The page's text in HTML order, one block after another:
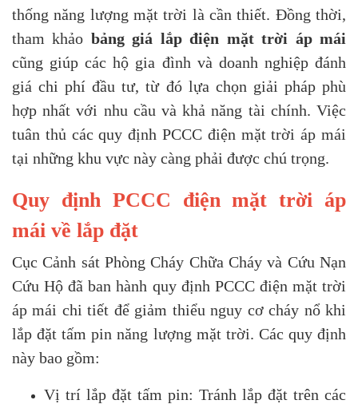
thống năng lượng mặt trời là cần thiết. Đồng thời,
tham khảo bảng giá lắp điện mặt trời áp mái
cũng giúp các hộ gia đình và doanh nghiệp đánh
giá chi phí đầu tư, từ đó lựa chọn giải pháp phù
hợp nhất với nhu cầu và khả năng tài chính. Việc
tuân thủ các quy định PCCC điện mặt trời áp mái
tại những khu vực này càng phải được chú trọng.
Quy định PCCC điện mặt trời áp
mái về lắp đặt
Cục Cảnh sát Phòng Cháy Chữa Cháy và Cứu Nạn
Cứu Hộ đã ban hành quy định PCCC điện mặt trời
áp mái chi tiết để giảm thiểu nguy cơ cháy nổ khi
lắp đặt tấm pin năng lượng mặt trời. Các quy định
này bao gồm:
Vị trí lắp đặt tấm pin: Tránh lắp đặt trên các